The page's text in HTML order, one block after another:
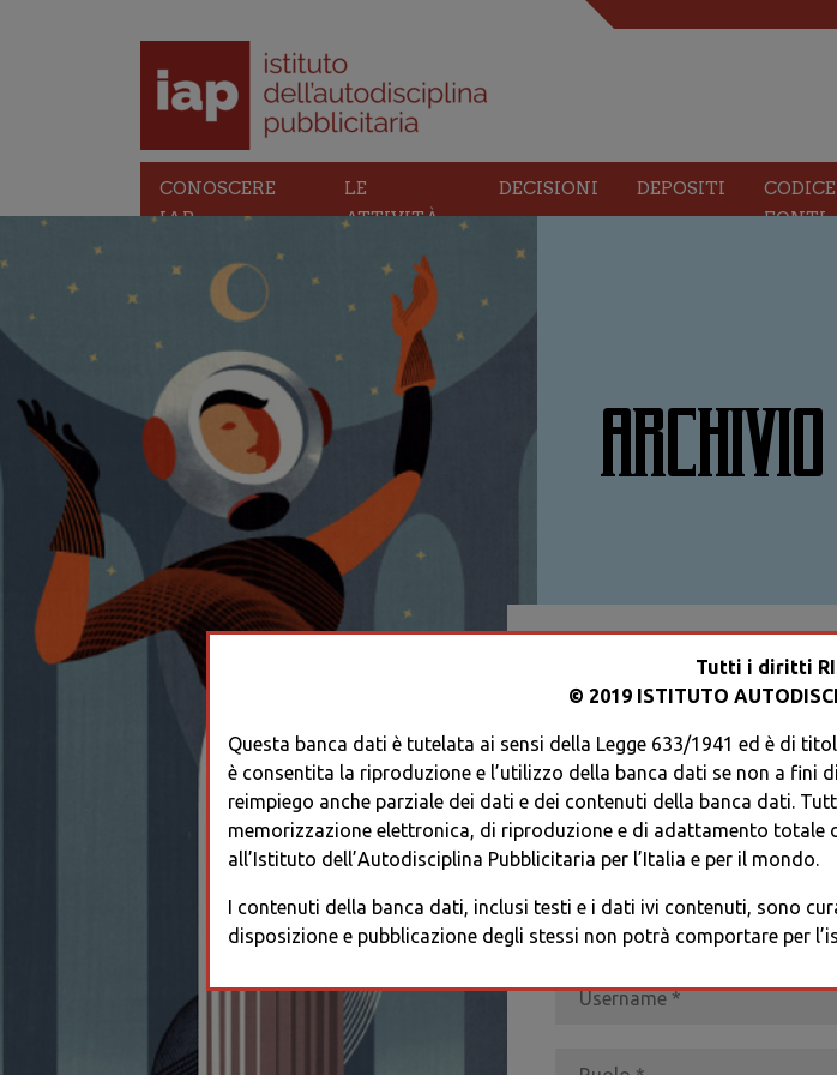
CONOSCERE
IAP
LE
ATTIVITÀ
DECISIONI DEPOSITI
FONTI
ACCEDI AL TUO
REGISTRATI * I CAMPI
Tutti i diritti
© 2019 ISTITUTO
Questa banca dati è tutelata ai sensi della Legge 633/1941 ed è di
è consentita la riproduzione e l’utilizzo della banca dati se non a fini
reimpiego anche parziale dei dati e dei contenuti della banca dati.
memorizzazione elettronica, di riproduzione e di adattamento totale
all’Istituto dell’Autodisciplina Pubblicitaria per l’Italia e per il mondo.
I contenuti della banca dati, inclusi testi e i dati ivi contenuti, sono
disposizione e pubblicazione degli stessi non potrà comportare per